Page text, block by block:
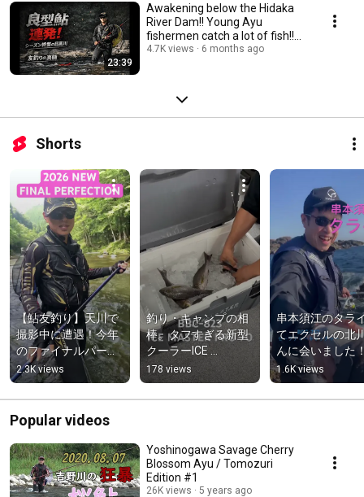
23:39
Awakening below the Hidaka
River Dam!! Young Ayu
fishermen catch a lot of fish!!
First new produc...
4.7K views 6 months ago
Shorts
【鮎友釣り】天川で
撮影中に遭遇！今年
のファイナルパーフ
ェクション新型がめ
ちゃくちゃカッコ良
すぎる件！
2.3K views
釣り・キャンプの相
棒。タフすぎる新型
クーラーICE
MASTER PRO#有限
会社エクセル#釣り#
キャンプ#有限会社
ボックス
178 views
串本須江のタラ
てエクセルの北
んに会いました
1.6K views
Popular videos
Yoshinogawa Savage Cherry
Blossom Ayu / Tomozuri
Edition #1
26K views 5 years ago